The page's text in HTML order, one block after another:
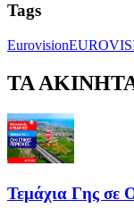
Tags
Eurovision
ΤΑ
Τεμάχια Γης σε